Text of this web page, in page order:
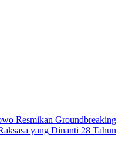
Resmikan Groundbreaking
yang Dinanti 28 Tahun